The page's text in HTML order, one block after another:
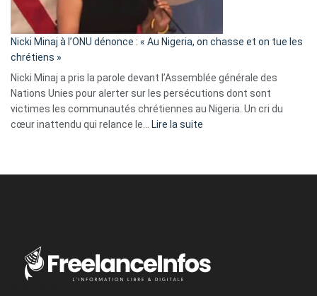
parle
ses
tripes »
Nicki Minaj à l’ONU dénonce : « Au Nigeria, on chasse et on tue les
chrétiens »
Nicki Minaj a pris la parole devant l’Assemblée générale des
Nations Unies pour alerter sur les persécutions dont sont
victimes les communautés chrétiennes au Nigeria. Un cri du
cœur inattendu qui relance le…
Lire la suite
Nigeria,